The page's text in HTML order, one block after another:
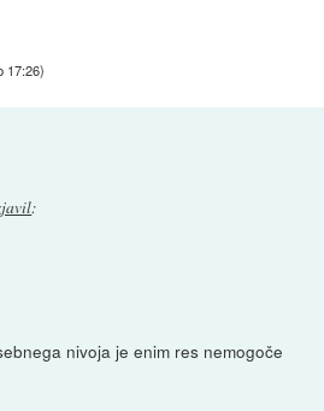
17:26)
:
nivoja je enim res nemogoče